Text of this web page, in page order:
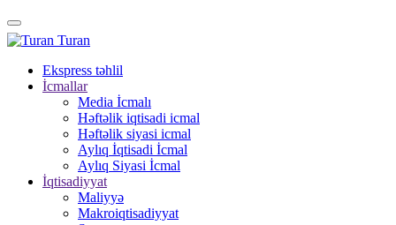
Turan
Ekspress təhlil
İcmallar
Media İcmalı
Həftəlik iqtisadi icmal
Həftəlik siyasi icmal
Aylıq İqtisadi İcmal
Aylıq Siyasi İcmal
İqtisadiyyat
Maliyyə
Makroiqtisadiyyat